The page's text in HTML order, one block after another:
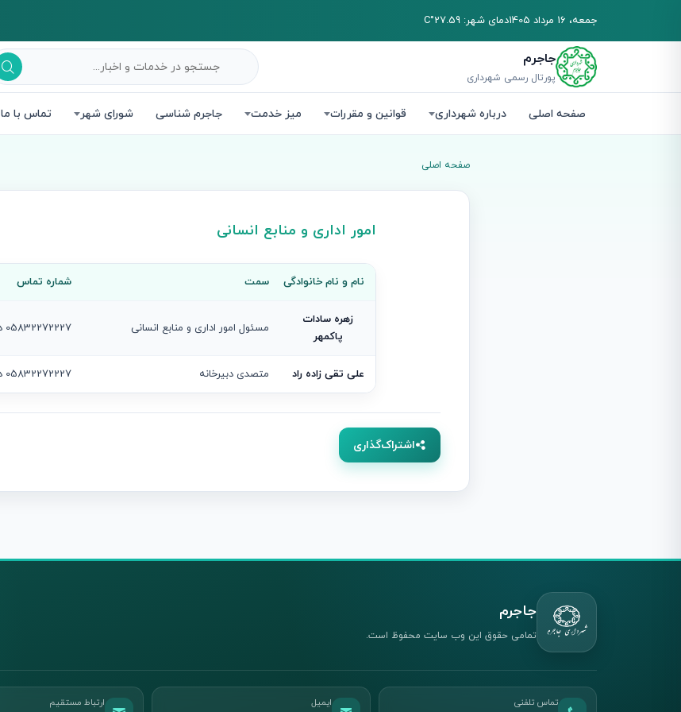
جمعه، 16 مرداد 1405 دمای شهر: 27.59°C
جاجرم
پورتال رسمی شهرداری
صفحه اصلی درباره شهرداری قوانین و مقررات میز خدمت جاجرم شناسی شورای شهر تماس با ما
صفحه اصلی
امور اداری و منابع انسانی
نام و نام خانوادگی سمت شماره تماس
زهره سادات
پاکمهر
مسئول امور اداری و منابع انسانی 05832272227 داخلی 109
علی تقی زاده راد متصدی دبیرخانه 05832272227 داخلی 109
اشتراک‌گذاری
جاجرم
تمامی حقوق این وب سایت محفوظ است.
تماس تلفنی ایمیل ارتباط مستقیم